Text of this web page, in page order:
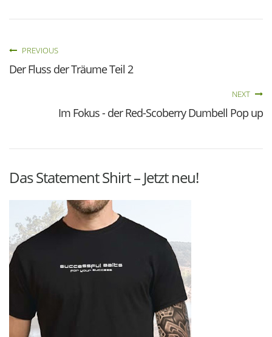
PREVIOUS
Der Fluss der Träume Teil 2
NEXT
Im Fokus - der Red-Scoberry Dumbell Pop up
Das Statement Shirt – Jetzt neu!